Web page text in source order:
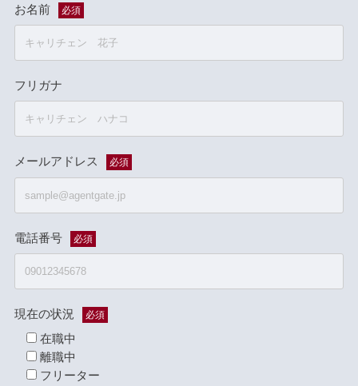
お名前 必須
フリガナ
メールアドレス 必須
電話番号 必須
現在の状況 必須
在職中
離職中
フリーター